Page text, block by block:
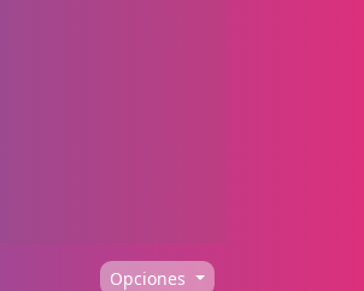
Opciones